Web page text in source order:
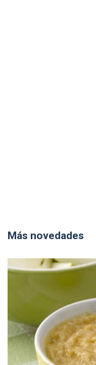
Más novedades